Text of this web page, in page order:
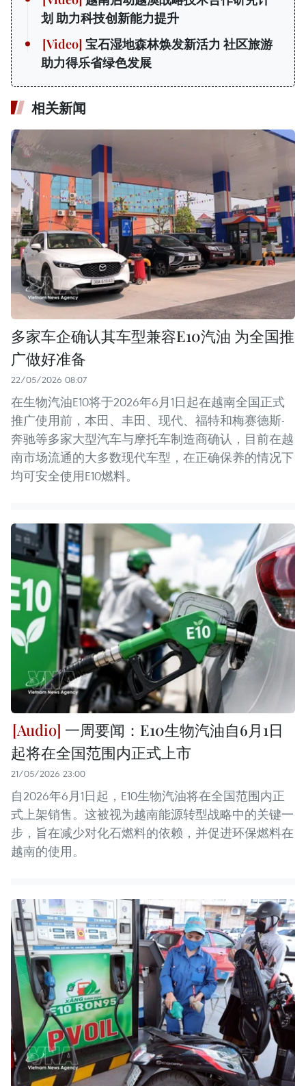
划 助力科技创新能力提升
宝石湿地森林焕发新活力 社区旅游
助力得乐省绿色发展
相关新闻
多家车企确认其车型兼容E10汽油 为全国推
广做好准备
22/05/2026 08:07
在生物汽油E10将于2026年6月1日起在越南全国正式
推广使用前，本田、丰田、现代、福特和梅赛德斯-
奔驰等多家大型汽车与摩托车制造商确认，目前在越
南市场流通的大多数现代车型，在正确保养的情况下
均可安全使用E10燃料。
一周要闻：E10生物汽油自6月1日
起将在全国范围内正式上市
21/05/2026 23:00
自2026年6月1日起，E10生物汽油将在全国范围内正
式上架销售。这被视为越南能源转型战略中的关键一
步，旨在减少对化石燃料的依赖，并促进环保燃料在
越南的使用。